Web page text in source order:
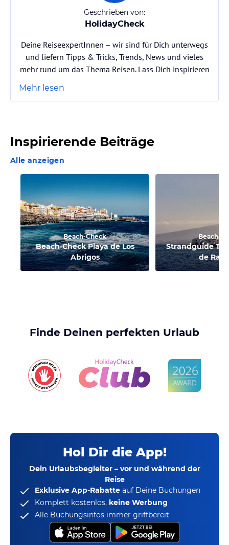
Geschrieben von:
HolidayCheck
Deine ReiseexpertInnen – wir sind für Dich unterwegs
und liefern Tipps & Tricks, Trends, News und vieles
mehr rund um das Thema Reisen. Lass Dich inspirieren
Mehr lesen
Inspirierende Beiträge
Alle anzeigen
Beach-Check
Beach-Check Playa de Los
Abrigos
Beach-
Strandguide
de
Finde Deinen perfekten Urlaub
Hol Dir die App!
Dein Urlaubsbegleiter – vor und während der
Reise
Exklusive App-Rabatte auf Deine Buchungen
Komplett kostenlos, keine Werbung
Alle Buchungsinfos immer griffbereit